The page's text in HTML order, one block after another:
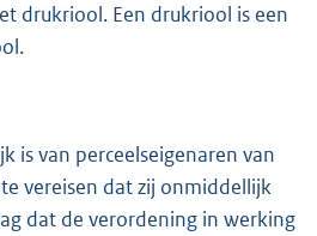
drukriool. Een drukriool is een
is van perceelseigenaren van
vereisen dat zij onmiddellijk
dat de verordening in werking